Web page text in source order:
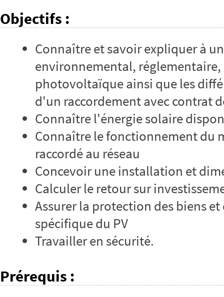
Objectifs :
Connaître et savoir expliquer à
environnemental,
photovoltaïque ainsi que les
d'un raccordement avec contrat
Connaître l'énergie solaire
Connaître le fonctionnement du
raccordé au réseau
Concevoir une installation et
Calculer le retour sur
Assurer la protection des biens
spécifique du PV
Travailler en sécurité.
Prérequis :